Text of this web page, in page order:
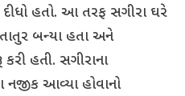
દીધો હતો. આ તરફ સગીરા ઘરે
બન્યા હતા અને
હતી. સગીરાના
નજીક આવ્યા હોવાનો